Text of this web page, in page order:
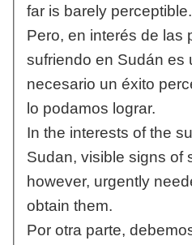
far is barely perceptible.
Pero, en interés de las
sufriendo en Sudán es
necesario un éxito
lo podamos lograr.
In the interests of the
Sudan, visible signs of
however, urgently
obtain them.
Por otra parte,